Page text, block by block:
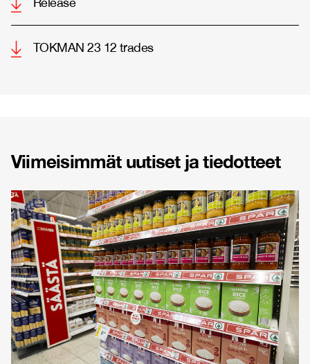
TOKMAN 23 12 trades
Viimeisimmät uutiset ja tiedotteet